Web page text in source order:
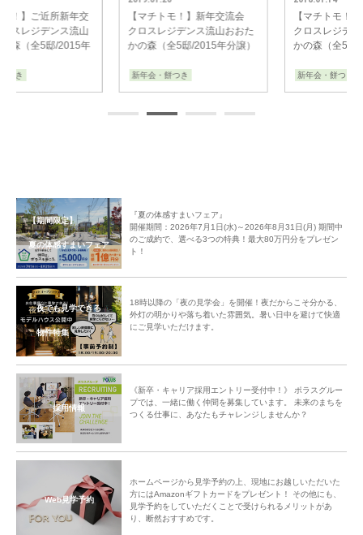
【マチトモ！】新年交流会
クロスレジデンス流山おおた
かの森（全5邸/2015年分譲）
【マチトモ！】新年交流会
クロスレジデンス流山おおた
かの森（全5邸/2015年分譲）
【期間限定】
夏の体感すまいフェア
『夏の体感すまいフェア』
開催期間：2026年7月1日(水)～2026年8月31日(月) 期間中
のご成約で、選べる3つの特典！最大80万円分をプレゼン
ト！
夜でも見学できる
物件特集
18時以降の「夜の見学会」を開催！夜だからこそ分かる、
外灯の明かりや落ち着いた雰囲気。暑い日中を避けて快適
にご見学いただけます。
採用情報
《新卒・キャリア採用エントリー受付中！》 ポラスグルー
プでは、一緒に働く仲間を募集しています。 未来のまちを
つくる仕事に、あなたもチャレンジしませんか？
Web見学予約
ホームページから見学予約の上、現地にお越しいただいた
方にはAmazonギフトカードをプレゼント！ その他にも、
見学予約をしていただくことで受けられるメリットがあ
り、断然おすすめです。